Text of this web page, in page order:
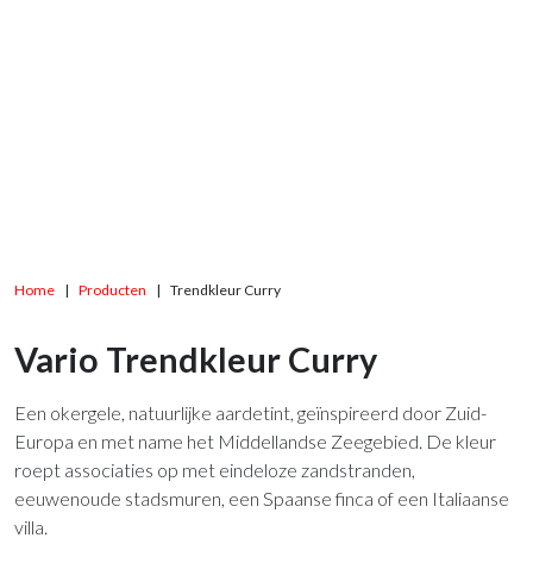
Home Producten Trendkleur Curry
Vario Trendkleur Curry
Een okergele, natuurlijke aardetint, geïnspireerd door Zuid-
Europa en met name het Middellandse Zeegebied. De kleur
roept associaties op met eindeloze zandstranden,
eeuwenoude stadsmuren, een Spaanse finca of een Italiaanse
villa.